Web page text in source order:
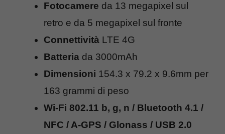
Fotocamere da 13 megapixel sul
retro e da 5 megapixel sul fronte
Connettività LTE 4G
Batteria da 3000mAh
Dimensioni 154.3 x 79.2 x 9.6mm per
163 grammi di peso
Wi-Fi 802.11 b, g, n / Bluetooth 4.1 /
NFC / A-GPS / Glonass / USB 2.0